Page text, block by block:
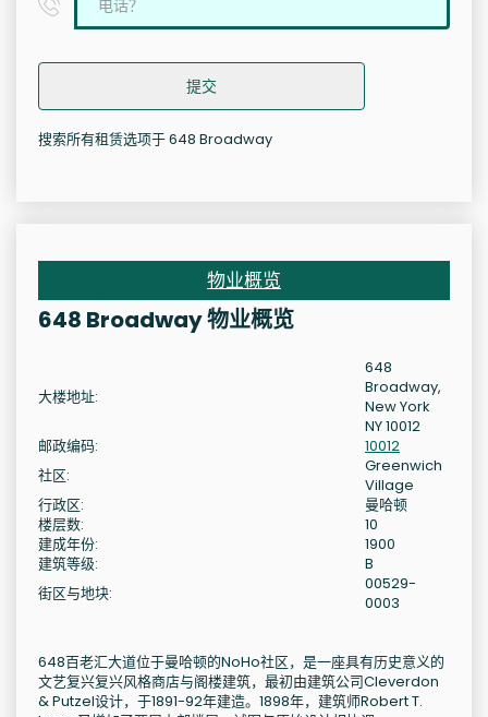
提交
搜索所有租赁选项于 648 Broadway
物业概览
648 Broadway 物业概览
大楼地址:
648
Broadway,
New York
NY 10012
邮政编码:
10012
社区:
Greenwich
Village
行政区:
曼哈顿
楼层数:
10
建成年份:
1900
建筑等级:
B
街区与地块:
00529-
0003
648百老汇大道位于曼哈顿的NoHo社区，是一座具有历史意义的
文艺复兴复兴风格商店与阁楼建筑，最初由建筑公司Cleverdon
& Putzel设计，于1891-92年建造。1898年，建筑师Robert T.